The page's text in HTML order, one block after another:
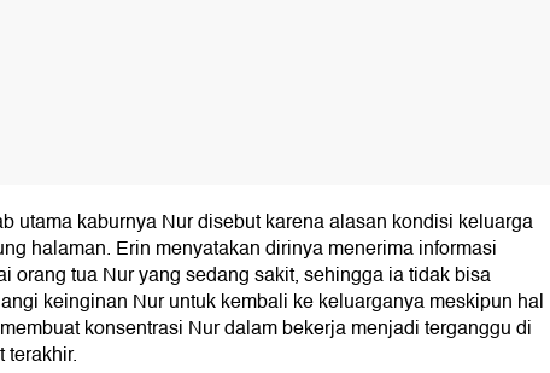
utama kaburnya Nur disebut karena alasan kondisi keluarga
halaman. Erin menyatakan dirinya menerima informasi
orang tua Nur yang sedang sakit, sehingga ia tidak bisa
keinginan Nur untuk kembali ke keluarganya meskipun hal
konsentrasi Nur dalam bekerja menjadi terganggu di
terakhir.